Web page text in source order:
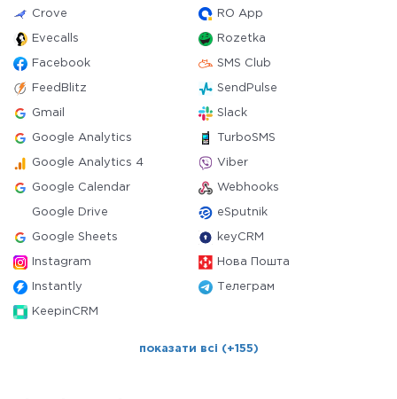
Crove RO App
Evecalls Rozetka
Facebook SMS Club
FeedBlitz SendPulse
Gmail Slack
Google Analytics TurboSMS
Google Analytics 4 Viber
Google Calendar Webhooks
Google Drive eSputnik
Google Sheets keyCRM
Instagram Нова Пошта
Instantly Телеграм
KeepinCRM
показати всі (+155)